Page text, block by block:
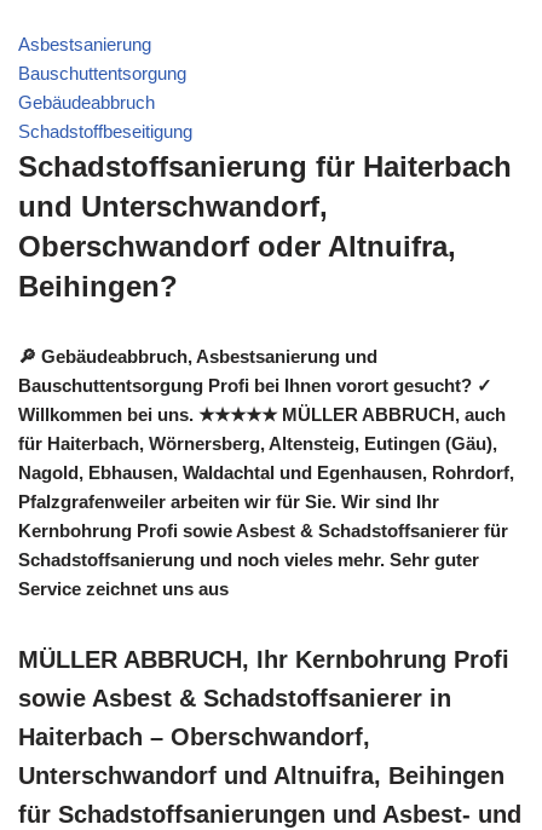
Asbestsanierung
Bauschuttentsorgung
Gebäudeabbruch
Schadstoffbeseitigung
Schadstoffsanierung für Haiterbach
und Unterschwandorf,
Oberschwandorf oder Altnuifra,
Beihingen?
🔎 Gebäudeabbruch, Asbestsanierung und
Bauschuttentsorgung Profi bei Ihnen vorort gesucht? ✓
Willkommen bei uns. ★★★★★ MÜLLER ABBRUCH, auch
für Haiterbach, Wörnersberg, Altensteig, Eutingen (Gäu),
Nagold, Ebhausen, Waldachtal und Egenhausen, Rohrdorf,
Pfalzgrafenweiler arbeiten wir für Sie. Wir sind Ihr
Kernbohrung Profi sowie Asbest & Schadstoffsanierer für
Schadstoffsanierung und noch vieles mehr. Sehr guter
Service zeichnet uns aus
MÜLLER ABBRUCH, Ihr Kernbohrung Profi
sowie Asbest & Schadstoffsanierer in
Haiterbach – Oberschwandorf,
Unterschwandorf und Altnuifra, Beihingen
für Schadstoffsanierungen und Asbest- und